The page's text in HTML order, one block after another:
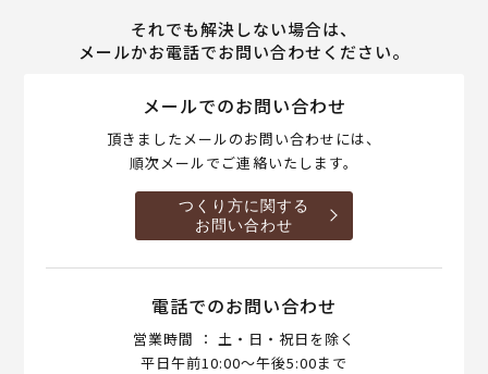
それでも解決しない場合は、
メールかお電話でお問い合わせください。
メールでのお問い合わせ
頂きましたメールのお問い合わせには、
順次メールでご連絡いたします。
つくり方に関する
お問い合わせ
電話でのお問い合わせ
営業時間 ： 土・日・祝日を除く
平日午前10:00～午後5:00まで